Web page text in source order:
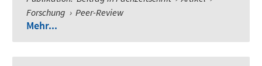
Forschung › Peer-Review
Mehr...